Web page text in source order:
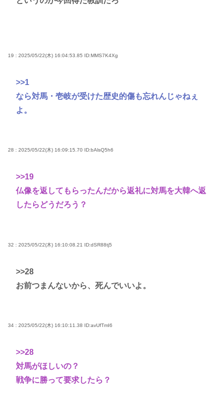
19 : 2025/05/22(木) 16:04:53.85 ID:MMS7K4Xg
>>1
なら対馬・壱岐が受けた歴史的傷も忘れんじゃねぇ
よ。
28 : 2025/05/22(木) 16:09:15.70 ID:bAlsQ5h6
>>19
仏像を返してもらったんだから返礼に対馬を大韓へ返
したらどうだろう？
32 : 2025/05/22(木) 16:10:08.21 ID:dSR88tj5
>>28
お前つまんないから、死んでいいよ。
34 : 2025/05/22(木) 16:10:11.38 ID:avUfTmI6
>>28
対馬がほしいの？
戦争に勝って要求したら？